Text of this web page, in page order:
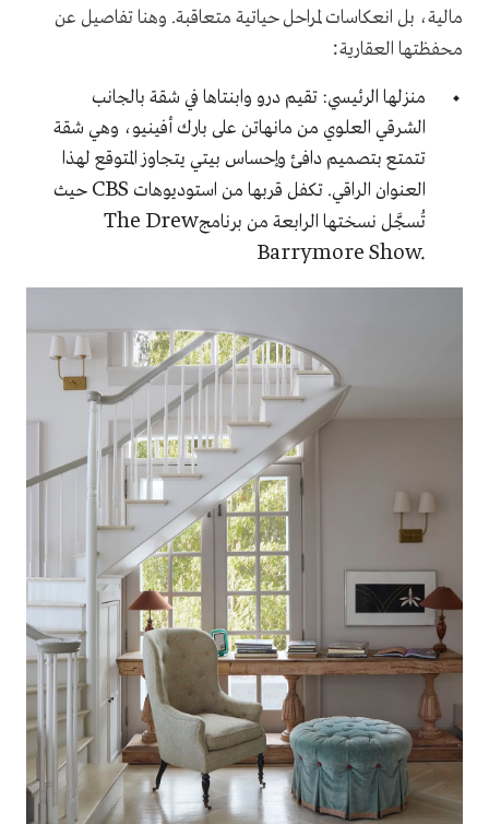
مالية، بل انعكاسات لمراحل حياتية متعاقبة. وهنا تفاصيل عن
محفظتها العقارية:
منزلها الرئيسي: تقيم درو وابنتاها في شقة بالجانب
الشرقي العلوي من مانهاتن على بارك أفينيو، وهي شقة
تتمتع بتصميم دافئ وإحساس بيتي يتجاوز المتوقع لهذا
العنوان الراقي. تكفل قربها من استوديوهات CBS حيث
تُسجَّل نسختها الرابعة من برنامجThe Drew
Barrymore Show.